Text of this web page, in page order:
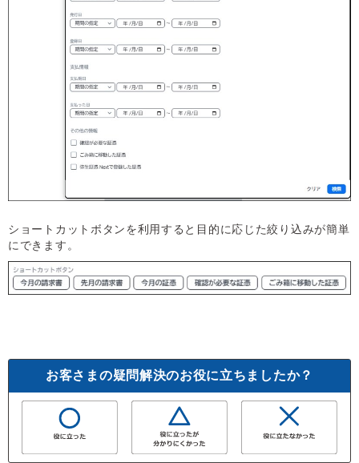
ショートカットボタンを利用すると目的に応じた絞り込みが簡単
にできます。
お客さまの疑問解決のお役に立ちましたか？